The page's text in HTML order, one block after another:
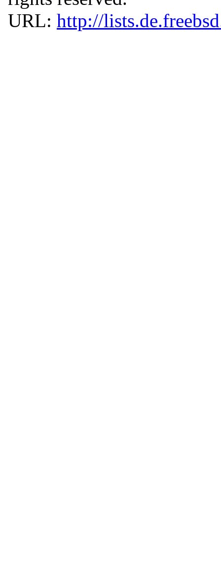
URL: http://